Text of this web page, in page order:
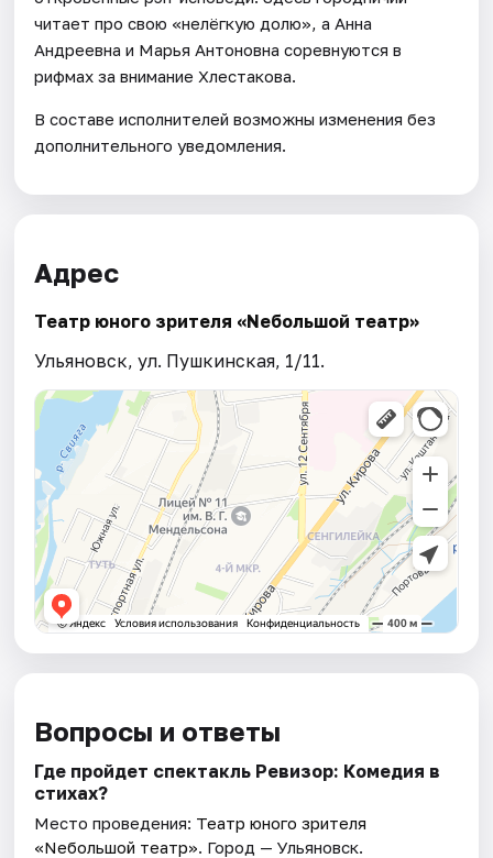
читает про свою «нелёгкую долю», а Анна
Андреевна и Марья Антоновна соревнуются в
рифмах за внимание Хлестакова.
В составе исполнителей возможны изменения без
дополнительного уведомления.
Адрес
Театр юного зрителя «Nебольшой театр»
Ульяновск, ул. Пушкинская, 1/11.
Вопросы и ответы
Где пройдет спектакль Ревизор: Комедия в
стихах?
Место проведения: Театр юного зрителя
«Nебольшой театр». Город — Ульяновск.